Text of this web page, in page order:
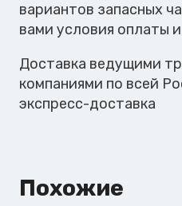
вариантов запасных
вами условия оплаты
Доставка ведущими
компаниями по всей
экспресс-доставка
Похожие